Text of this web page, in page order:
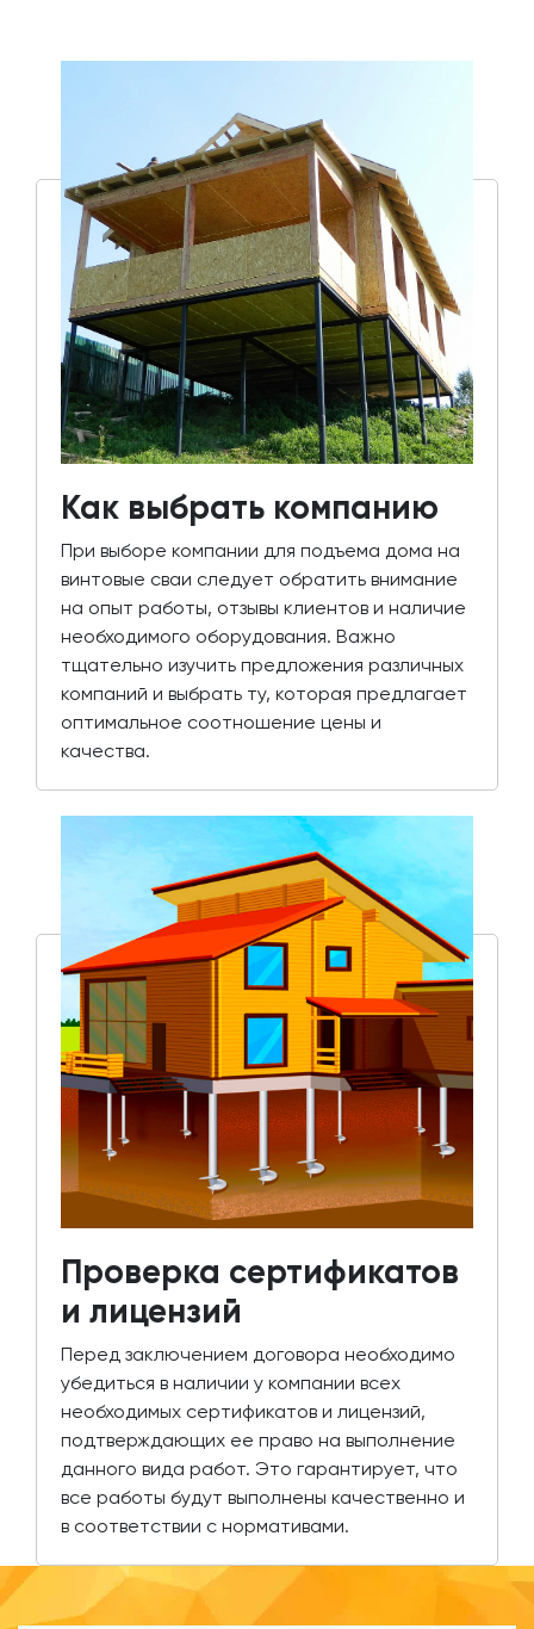
Как выбрать компанию
При выборе компании для подъема дома на
винтовые сваи следует обратить внимание
на опыт работы, отзывы клиентов и наличие
необходимого оборудования. Важно
тщательно изучить предложения различных
компаний и выбрать ту, которая предлагает
оптимальное соотношение цены и
качества.
Проверка сертификатов
и лицензий
Перед заключением договора необходимо
убедиться в наличии у компании всех
необходимых сертификатов и лицензий,
подтверждающих ее право на выполнение
данного вида работ. Это гарантирует, что
все работы будут выполнены качественно и
в соответствии с нормативами.